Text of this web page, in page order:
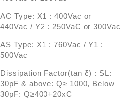
AC Type: X1 : 400Vac or
440Vac / Y2 : 250VaC or 300Vac
AS Type: X1 : 760Vac / Y1 :
500Vac
Dissipation Factor(tan δ) : SL:
30pF & above: Q≥ 1000, Below
30pF: Q≥400+20xC